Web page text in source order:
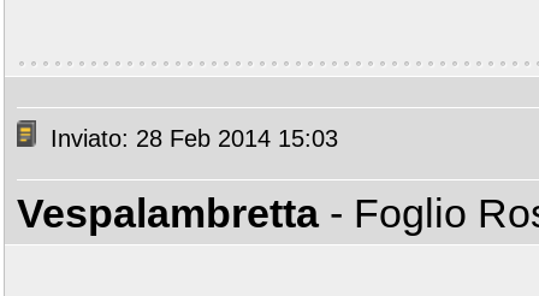
Inviato: 28 Feb 2014 15:03
Vespalambretta - Foglio